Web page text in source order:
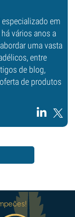
em
vários anos a
uma vasta
entre
de blog,
de produtos